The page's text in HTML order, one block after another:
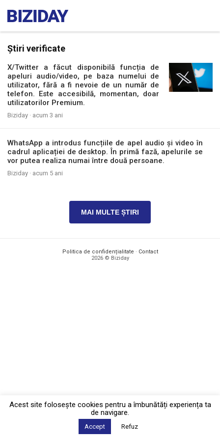
Știri verificate
X/Twitter a făcut disponibilă funcția de
apeluri audio/video, pe baza numelui de
utilizator, fără a fi nevoie de un număr de
telefon. Este accesibilă, momentan, doar
utilizatorilor Premium.
Biziday · acum 3 ani
WhatsApp a introdus funcțiile de apel audio și video în
cadrul aplicației de desktop. În primă fază, apelurile se
vor putea realiza numai între două persoane.
Biziday · acum 5 ani
MAI MULTE ȘTIRI
Politica de confidențialitate · Contact
2026 © Biziday
Acest site foloseşte cookies pentru a îmbunătăți experiența ta
de navigare.
Accept Refuz